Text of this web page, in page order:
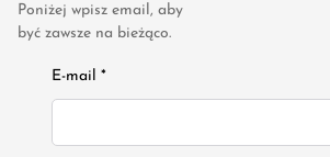
Poniżej wpisz email, aby
być zawsze na bieżąco.
E-mail *